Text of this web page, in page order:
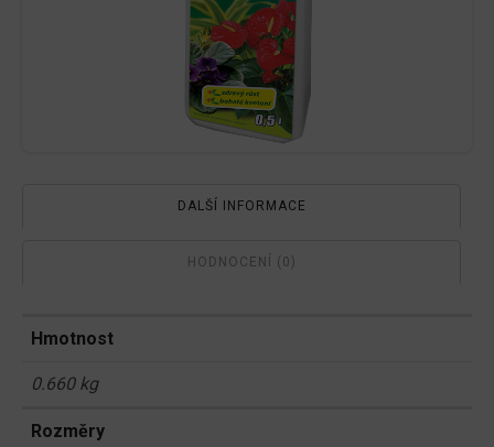
DALŠÍ INFORMACE
HODNOCENÍ (0)
Hmotnost
0.660 kg
Rozměry